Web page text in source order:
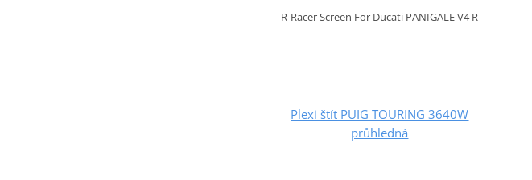
R-Racer Screen For Ducati PANIGALE V4 R
Plexi štít PUIG TOURING 3640W
průhledná